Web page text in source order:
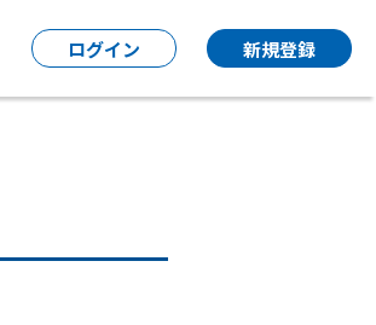
ログイン 新規登録